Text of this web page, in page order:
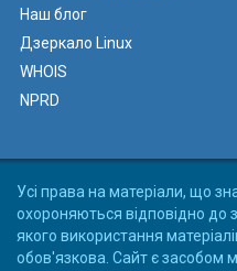
Наш блог
Дзеркало Linux
WHOIS
NPRD
Усі права на матеріали, що
охороняються відповідно до
якого використання
обов'язкова. Сайт є засобом